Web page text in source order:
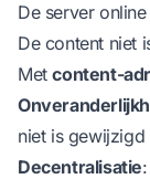
De server
De content niet
Metcontent-
niet is gewijzigd
Decentralisatie